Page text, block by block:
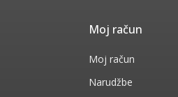
Moj račun
Moj račun
Narudžbe